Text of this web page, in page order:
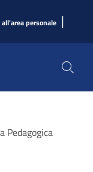
all'area personale |
Pedagogica